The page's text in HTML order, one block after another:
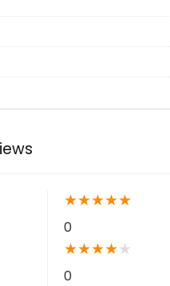
★★★★★
0
★★★★★
0